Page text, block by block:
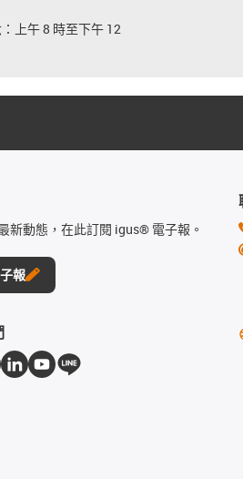
上午 8 時至下午 12
新動態，在此訂閱 igus® 電子報。
報